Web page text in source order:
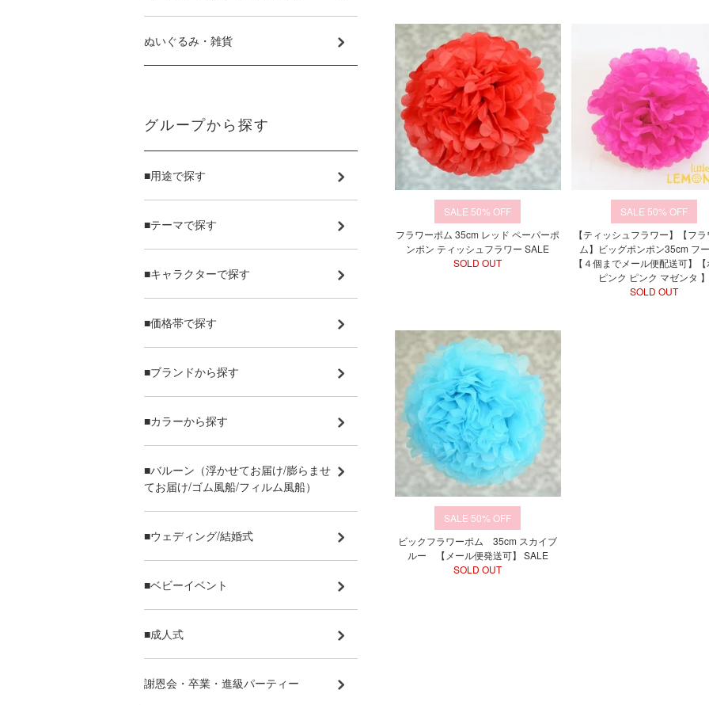
50%
フラワーポム 35cm レッド ペーパーポ
ンポン ティッシュフラワー SALE
SOLD OUT
50%
【ティッシュフラワー】【フ
ム】ビッグポンポン35cm フ
【４個までメール便配送可】【
ピンク ピンク マゼンタ 】
SOLD OUT
50%
ビックフラワーポム 35cm スカイブ
ルー 【メール便発送可】 SALE
SOLD OUT
ぬいぐるみ・雑貨
グループから探す
■用途で探す
■テーマで探す
■キャラクターで探す
■価格帯で探す
■ブランドから探す
■カラーから探す
■バルーン（浮かせてお届け/膨らませ
てお届け/ゴム風船/フィルム風船）
■ウェディング/結婚式
■ベビーイベント
■成人式
謝恩会・卒業・進級パーティー